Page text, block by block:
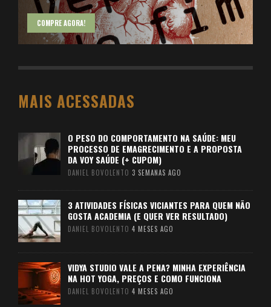
COMPRE AGORA!
MAIS ACESSADAS
O PESO DO COMPORTAMENTO NA SAÚDE: MEU
PROCESSO DE EMAGRECIMENTO E A PROPOSTA
DA VOY SAÚDE (+ CUPOM)
DANIEL BOVOLENTO 3 SEMANAS AGO
3 ATIVIDADES FÍSICAS VICIANTES PARA QUEM NÃO
GOSTA ACADEMIA (E QUER VER RESULTADO)
DANIEL BOVOLENTO 4 MESES AGO
VIDYA STUDIO VALE A PENA? MINHA EXPERIÊNCIA
NA HOT YOGA, PREÇOS E COMO FUNCIONA
DANIEL BOVOLENTO 4 MESES AGO